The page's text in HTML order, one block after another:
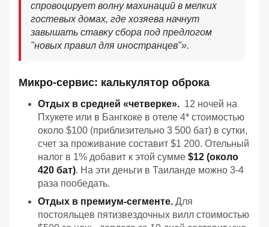
спровоцирует волну махинаций в мелких
гостевых домах, где хозяева начнут
завышать ставку сбора под предлогом
"новых правил для иностранцев"».
Микро-сервис: калькулятор оброка
Отдых в средней «четверке». 12 ночей на
Пхукете или в Бангкоке в отеле 4* стоимостью
около $100 (приблизительно 3 500 бат) в сутки,
счет за проживание составит $1 200. Отельный
налог в 1% добавит к этой сумме $12 (около
420 бат). На эти деньги в Таиланде можно 3-4
раза пообедать.
Отдых в премиум-сегменте. Для
постояльцев пятизвездочных вилл стоимостью